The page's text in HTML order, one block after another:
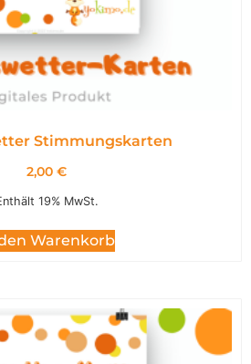
Stimmungskarten
2,00 €
19% MwSt.
Warenkorb